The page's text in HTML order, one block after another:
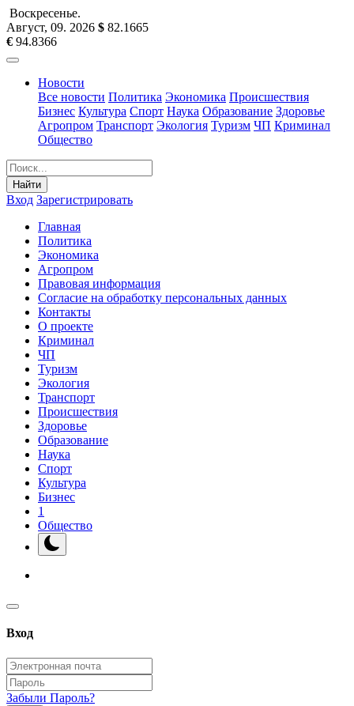
Воскресенье.
Август, 09. 2026 $ 82.1665
€ 94.8366
Новости
Все новости Политика Экономика Происшествия
Бизнес Культура Спорт Наука Образование Здоровье
Агропром Транспорт Экология Туризм ЧП Криминал
Общество
Найти
Вход Зарегистрировать
Главная
Политика
Экономика
Агропром
Правовая информация
Согласие на обработку персональных данных
Контакты
О проекте
Криминал
ЧП
Туризм
Экология
Транспорт
Происшествия
Здоровье
Образование
Наука
Спорт
Культура
Бизнес
1
Общество
Вход
Забыли Пароль?